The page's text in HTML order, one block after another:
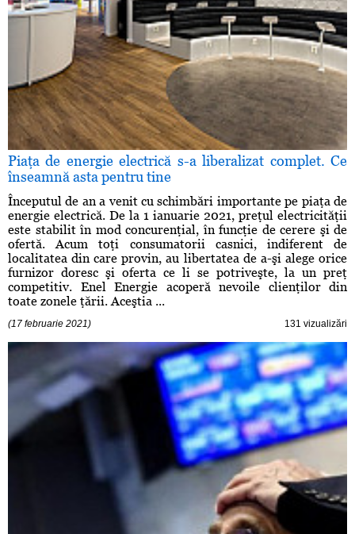
Piaţa de energie electrică s-a liberalizat complet. Ce
înseamnă asta pentru tine
Începutul de an a venit cu schimbări importante pe piaţa de
energie electrică. De la 1 ianuarie 2021, preţul electricităţii
este stabilit în mod concurenţial, în funcţie de cerere şi de
ofertă. Acum toţi consumatorii casnici, indiferent de
localitatea din care provin, au libertatea de a-şi alege orice
furnizor doresc şi oferta ce li se potriveşte, la un preţ
competitiv. Enel Energie acoperă nevoile clienţilor din
toate zonele ţării. Aceştia ...
(17 februarie 2021) 131 vizualizări